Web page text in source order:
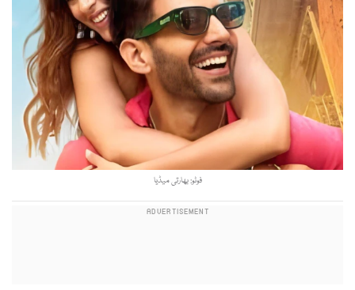
فوٹو: بھارتی میڈیا